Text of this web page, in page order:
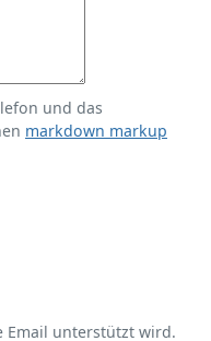
und das
markdown markup
Email unterstützt wird.